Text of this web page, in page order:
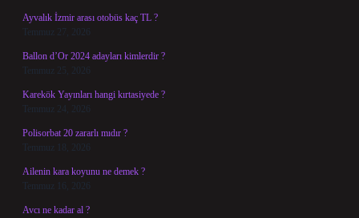
Ayvalık İzmir arası otobüs kaç TL ?
Temmuz 27, 2026
Ballon d’Or 2024 adayları kimlerdir ?
Temmuz 25, 2026
Karekök Yayınları hangi kırtasiyede ?
Temmuz 24, 2026
Polisorbat 20 zararlı mıdır ?
Temmuz 18, 2026
Ailenin kara koyunu ne demek ?
Temmuz 16, 2026
Avcı ne kadar al ?